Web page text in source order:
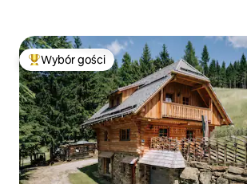
Najpopularniejsze z kategorii Wybór gości
Wybór gości